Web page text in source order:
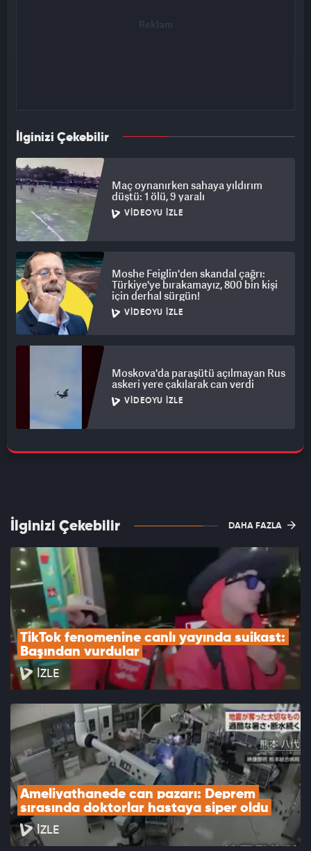
İlginizi Çekebilir
Maç oynanırken sahaya yıldırım
düştü: 1 ölü, 9 yaralı
VIDEOYU İZLE
Moshe Feiglin'den skandal çağrı:
Türkiye'ye bırakamayız, 800 bin kişi
için derhal sürgün!
VIDEOYU İZLE
Moskova'da paraşütü açılmayan Rus
askeri yere çakılarak can verdi
VIDEOYU İZLE
İlginizi Çekebilir DAHA FAZLA
TikTok fenomenine canlı yayında suikast:
Başından vurdular
İZLE
Ameliyathanede can pazarı: Deprem
sırasında doktorlar hastaya siper oldu
İZLE